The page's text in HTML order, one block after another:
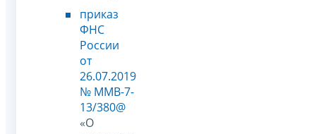
приказ
ФНС
России
от
26.07.2019
№ ММВ-7-
13/380@
«О